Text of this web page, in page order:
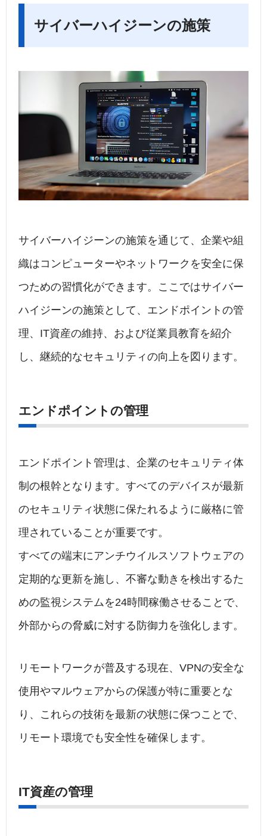
サイバーハイジーンの施策
サイバーハイジーンの施策を通じて、企業や組
織はコンピューターやネットワークを安全に保
つための習慣化ができます。ここではサイバー
ハイジーンの施策として、エンドポイントの管
理、IT資産の維持、および従業員教育を紹介
し、継続的なセキュリティの向上を図ります。
エンドポイントの管理
エンドポイント管理は、企業のセキュリティ体
制の根幹となります。すべてのデバイスが最新
のセキュリティ状態に保たれるように厳格に管
理されていることが重要です。
すべての端末にアンチウイルスソフトウェアの
定期的な更新を施し、不審な動きを検出するた
めの監視システムを24時間稼働させることで、
外部からの脅威に対する防御力を強化します。
リモートワークが普及する現在、VPNの安全な
使用やマルウェアからの保護が特に重要とな
り、これらの技術を最新の状態に保つことで、
リモート環境でも安全性を確保します。
IT資産の管理